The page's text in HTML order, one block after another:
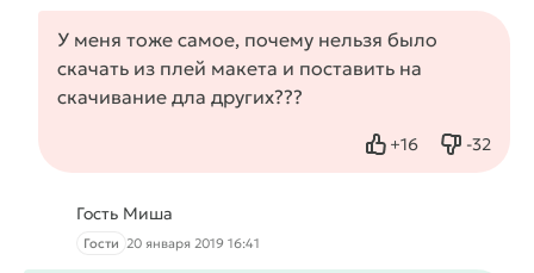
У меня тоже самое, почему нельзя было
скачать из плей макета и поставить на
скачивание дла других???
+16
Нравится -32
Не
Гость Миша
Гости 20 января 2019 16:41